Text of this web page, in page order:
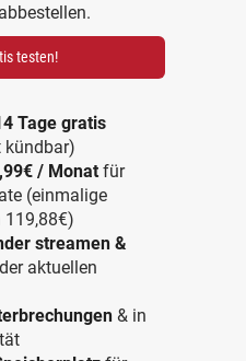
testen!
Tage gratis
kündbar)
/ Monat für
(einmalige
119,88€)
streamen &
aktuellen
& in